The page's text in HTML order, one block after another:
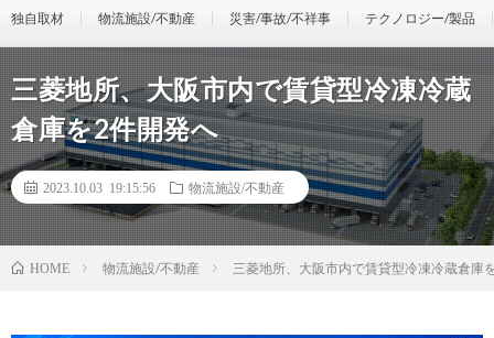
独自取材 物流施設/不動産 災害/事故/不祥事 テクノロジー/製品
三菱地所、大阪市内で賃貸型冷凍冷蔵
倉庫を2件開発へ
2023.10.03 19:15:56 物流施設/不動産
HOME 物流施設/不動産 三菱地所、大阪市内で賃貸型冷凍冷蔵倉庫